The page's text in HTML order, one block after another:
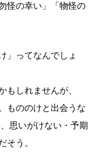
怪の幸い」「物怪の
」ってなんでしょ
もしれませんが、
もののけと出会うな
思いがけない・予期
そう。